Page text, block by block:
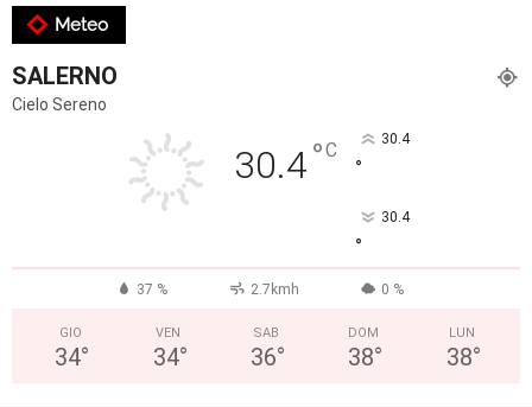
Meteo
SALERNO
Cielo Sereno
30.4°C 30.4
°
30.4
°
37 % 2.7kmh 0 %
GIO
34°
VEN
34°
SAB
36°
DOM
38°
LUN
38°